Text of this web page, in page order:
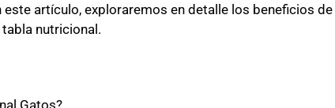
artículo, exploraremos en detalle los beneficios de
nutricional.